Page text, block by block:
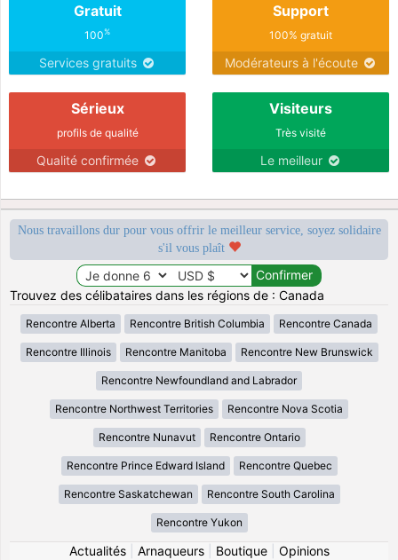
Gratuit
100%
Services gratuits
Support
100% gratuit
Modérateurs à l'écoute
Sérieux
profils de qualité
Qualité confirmée
Visiteurs
Très visité
Le meilleur
Nous travaillons dur pour vous offrir le meilleur service, soyez solidaire
s'il vous plaît
Trouvez des célibataires dans les régions de : Canada
Rencontre Alberta Rencontre British Columbia Rencontre Canada
Rencontre Illinois Rencontre Manitoba Rencontre New Brunswick
Rencontre Newfoundland and Labrador
Rencontre Northwest Territories Rencontre Nova Scotia
Rencontre Nunavut Rencontre Ontario
Rencontre Prince Edward Island Rencontre Quebec
Rencontre Saskatchewan Rencontre South Carolina
Rencontre Yukon
Actualités| Arnaqueurs| Boutique| Opinions